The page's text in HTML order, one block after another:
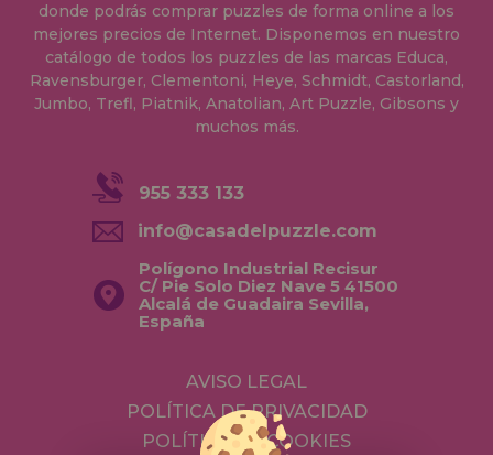
donde podrás comprar puzzles de forma online a los
mejores precios de Internet. Disponemos en nuestro
catálogo de todos los puzzles de las marcas Educa,
Ravensburger, Clementoni, Heye, Schmidt, Castorland,
Jumbo, Trefl, Piatnik, Anatolian, Art Puzzle, Gibsons y
muchos más.
955 333 133
info@casadelpuzzle.com
Polígono Industrial Recisur
C/ Pie Solo Diez Nave 5 41500
Alcalá de Guadaira Sevilla,
España
AVISO LEGAL
POLÍTICA DE PRIVACIDAD
POLÍTICA DE COOKIES